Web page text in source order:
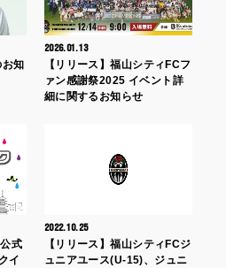
知
2026.01.13
【リリース】福山シティFCフ
ァン感謝祭2025 イベント詳
細に関するお知らせ
式
イ
2022.10.25
【リリース】福山シティFCジ
ュニアユース(U-15)、ジュニ